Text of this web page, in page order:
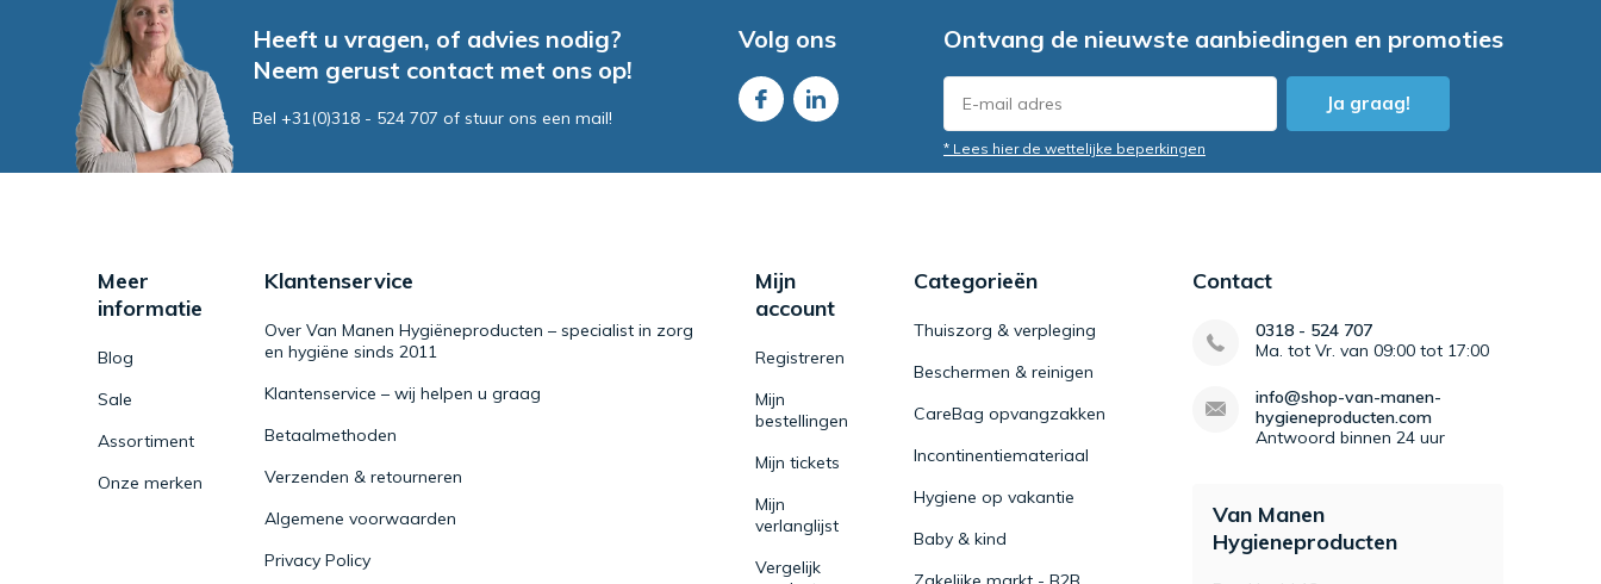
Heeft u vragen, of advies nodig?
Neem gerust contact met ons op!
Bel +31(0)318 - 524 707 of stuur ons een mail!
Volg ons Ontvang de nieuwste aanbiedingen en promoties
Ja graag!
* Lees hier de wettelijke beperkingen
Meer
informatie
Blog
Sale
Assortiment
Onze merken
Klantenservice
Over Van Manen Hygiëneproducten – specialist in zorg
en hygiëne sinds 2011
Klantenservice – wij helpen u graag
Betaalmethoden
Verzenden & retourneren
Algemene voorwaarden
Privacy Policy
Mijn
account
Registreren
Mijn
bestellingen
Mijn tickets
Mijn
verlanglijst
Vergelijk
Categorieën
Thuiszorg & verpleging
Beschermen & reinigen
CareBag opvangzakken
Incontinentiemateriaal
Hygiene op vakantie
Baby & kind
Contact
0318 - 524 707
Ma. tot Vr. van 09:00 tot 17:00
info@shop-van-manen-
hygieneproducten.com
Antwoord binnen 24 uur
Van Manen
Hygieneproducten